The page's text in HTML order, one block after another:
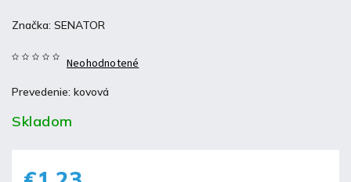
Neohodnotené
Prevedenie: kovová
Značka: SENATOR
Skladom